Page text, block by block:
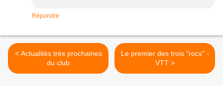
Répondre
< Actualités très prochaines
du club
Le premier des trois "rocs" -
VTT >